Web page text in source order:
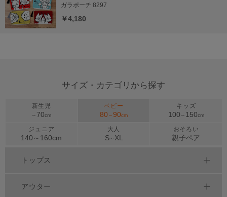
ガラポーチ 8297
￥4,180
サイズ・カテゴリから探す
新生児
～ 70cm
ベビー
80 ～90cm
キッズ
100 ～ 150cm
ジュニア
140～ 160cm
大人
S～ XL
おそろい
親子ペア
トップス
アウター